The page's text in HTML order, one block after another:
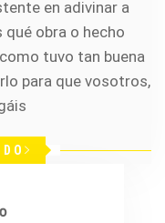
en adivinar a
obra o hecho
tuvo tan buena
para que vosotros,